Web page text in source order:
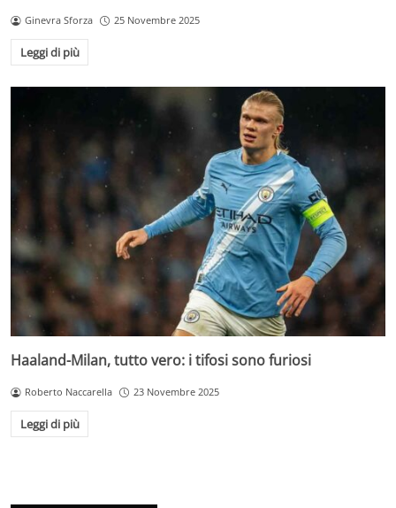
Ginevra Sforza 25 Novembre 2025
Leggi di più
Haaland-Milan, tutto vero: i tifosi sono furiosi
Roberto Naccarella 23 Novembre 2025
Leggi di più